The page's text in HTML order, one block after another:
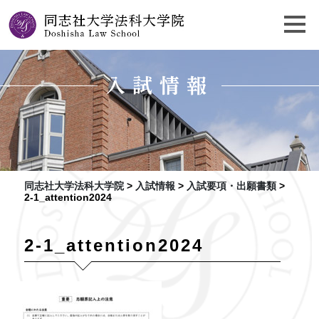
入試情報
同志社大学法科大学院> 入試情報 > 入試要項・出願書類>
2-1_attention2024
2-1_attention2024